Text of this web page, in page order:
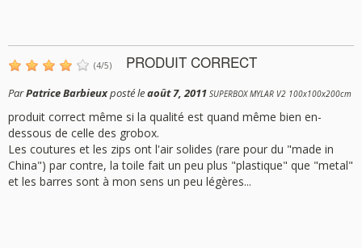
(4/5) PRODUIT CORRECT
ParPatrice Barbieuxposté leaoût 7, 2011 SUPERBOX MYLAR V2 100x100x200cm
produit correct même si la qualité est quand même bien en-
dessous de celle des grobox.
Les coutures et les zips ont l'air solides (rare pour du "made in
China") par contre, la toile fait un peu plus "plastique" que "metal"
et les barres sont à mon sens un peu légères...